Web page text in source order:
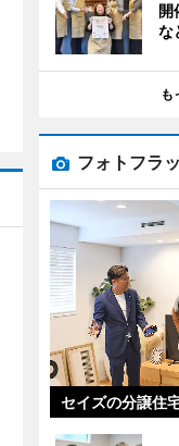
開
な
も
フォトフラ
セイズの分譲住